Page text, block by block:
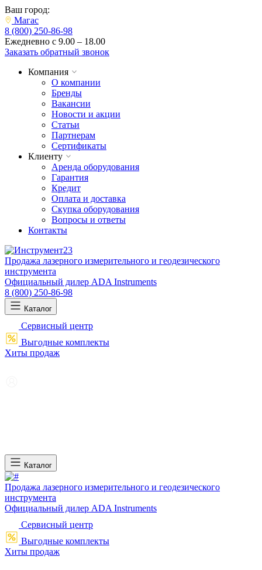
Ваш город:
Магас
8 (800) 250-86-98
Ежедневно с 9.00 – 18.00
Заказать обратный звонок
Компания
О компании
Бренды
Вакансии
Новости и акции
Статьи
Партнерам
Сертификаты
Клиенту
Аренда оборудования
Гарантия
Кредит
Оплата и доставка
Скупка оборудования
Вопросы и ответы
Контакты
Продажа лазерного измерительного и геодезического
инструмента
Официальный дилер ADA Instruments
8 (800) 250-86-98
Каталог
Сервисный центр
Выгодные комплекты
Хиты продаж
Каталог
Продажа лазерного измерительного и геодезического
инструмента
Официальный дилер ADA Instruments
Сервисный центр
Выгодные комплекты
Хиты продаж